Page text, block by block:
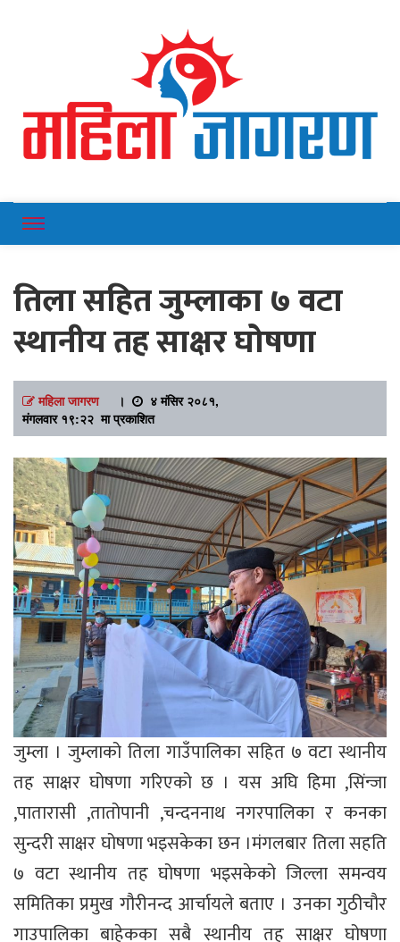
Mahilajagaran
तिला सहित जुम्लाका ७ वटा
स्थानीय तह साक्षर घोषणा
महिला जागरण।
४ मंसिर २०८१,
मंगलवार १९:२२ मा प्रकाशित
जुम्ला । जुम्लाको तिला गाउँपालिका सहित ७ वटा स्थानीय
तह साक्षर घोषणा गरिएको छ । यस अघि हिमा ,सिंन्जा
,पातारासी ,तातोपानी ,चन्दननाथ नगरपालिका र कनका
सुन्दरी साक्षर घोषणा भइसकेका छन ।मंगलबार तिला सहति
७ वटा स्थानीय तह घोषणा भइसकेको जिल्ला समन्वय
समितिका प्रमुख गौरीनन्द आर्चायले बताए । उनका गुठीचौर
गाउपालिका बाहेकका सबै स्थानीय तह साक्षर घोषणा